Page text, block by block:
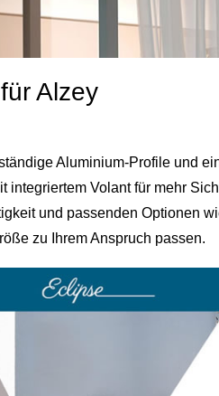
Alzey
Aluminium‑Profile und
integriertem Volant für mehr
und passenden Optionen
zu Ihrem Anspruch passen.